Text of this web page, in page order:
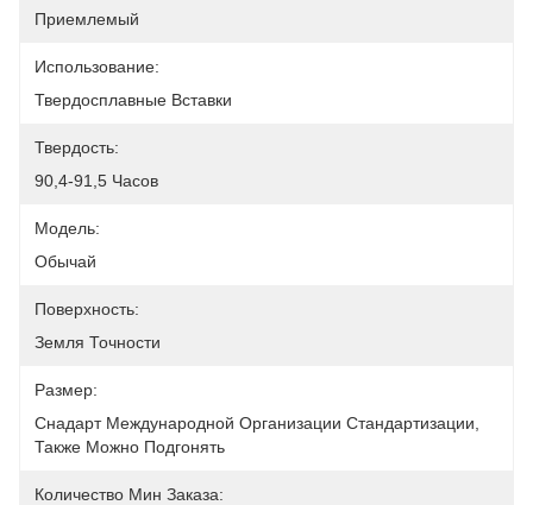
Приемлемый
Использование:
Твердосплавные Вставки
Твердость:
90,4-91,5 Часов
Модель:
Обычай
Поверхность:
Земля Точности
Размер:
Снадарт Международной Организации Стандартизации,
Также Можно Подгонять
Количество Мин Заказа: